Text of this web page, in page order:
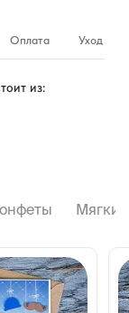
Оплата Уход за
из: